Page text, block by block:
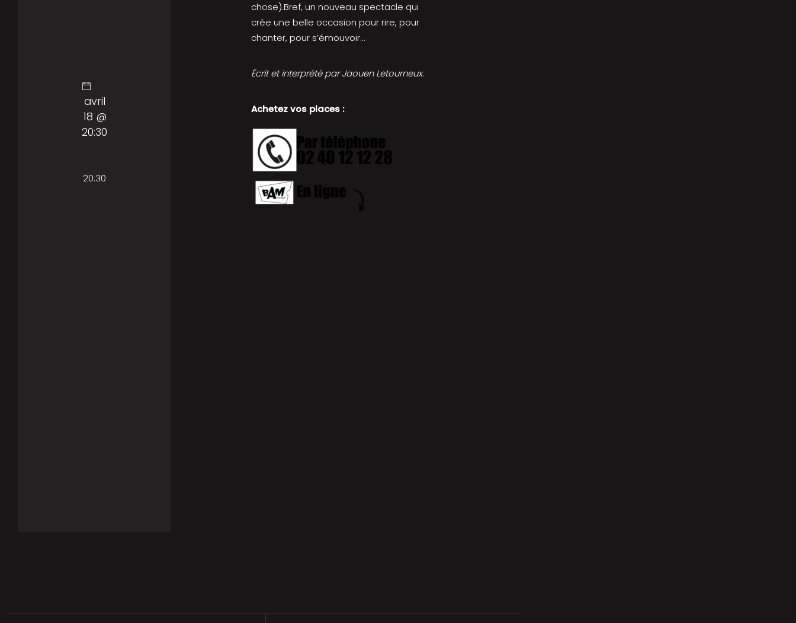
chose).Bref, un nouveau spectacle qui
crée une belle occasion pour rire, pour
chanter, pour s’émouvoir…
Écrit et interprété par Jaouen Letourneux.
Achetez vos places :
avril
18 @
20:30
20:30